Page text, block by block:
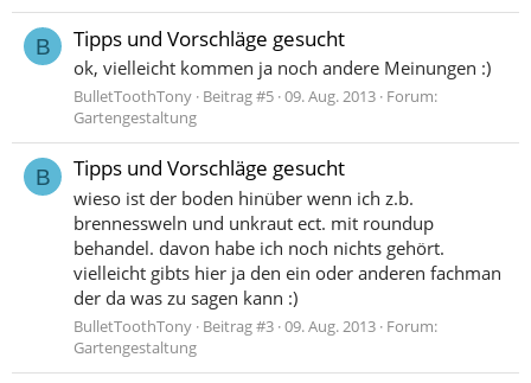
B Tipps und Vorschläge gesucht
ok, vielleicht kommen ja noch andere Meinungen :)
BulletToothTony Beitrag #5 09. Aug. 2013 Forum:
Gartengestaltung
B Tipps und Vorschläge gesucht
wieso ist der boden hinüber wenn ich z.b.
brennessweln und unkraut ect. mit roundup
behandel. davon habe ich noch nichts gehört.
vielleicht gibts hier ja den ein oder anderen fachman
der da was zu sagen kann :)
BulletToothTony Beitrag #3 09. Aug. 2013 Forum:
Gartengestaltung